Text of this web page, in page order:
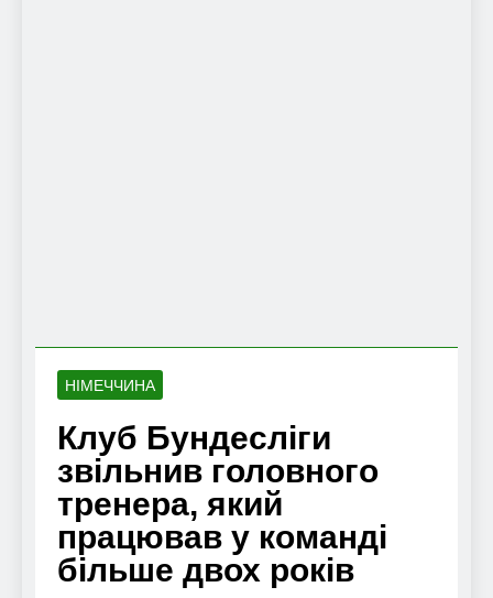
НІМЕЧЧИНА
Клуб Бундесліги
звільнив головного
тренера, який
працював у команді
більше двох років